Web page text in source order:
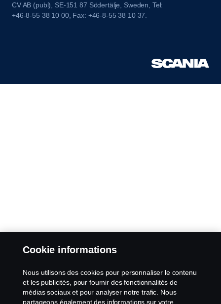
CV AB (publ), SE-151 87 Södertälje, Sweden, Tel:
+46-8-55 38 10 00, Fax: +46-8-55 38 10 37.
Cookie informations
Nous utilisons des cookies pour personnaliser le contenu
et les publicités, pour fournir des fonctionnalités de
médias sociaux et pour analyser notre trafic. Nous
partageons également des informations sur votre